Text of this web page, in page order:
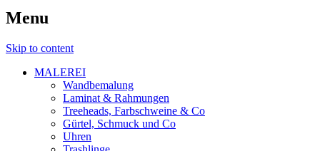
Menu
Skip to content
MALEREI
Wandbemalung
Laminat & Rahmungen
Treeheads, Farbschweine & Co
Gürtel, Schmuck und Co
Uhren